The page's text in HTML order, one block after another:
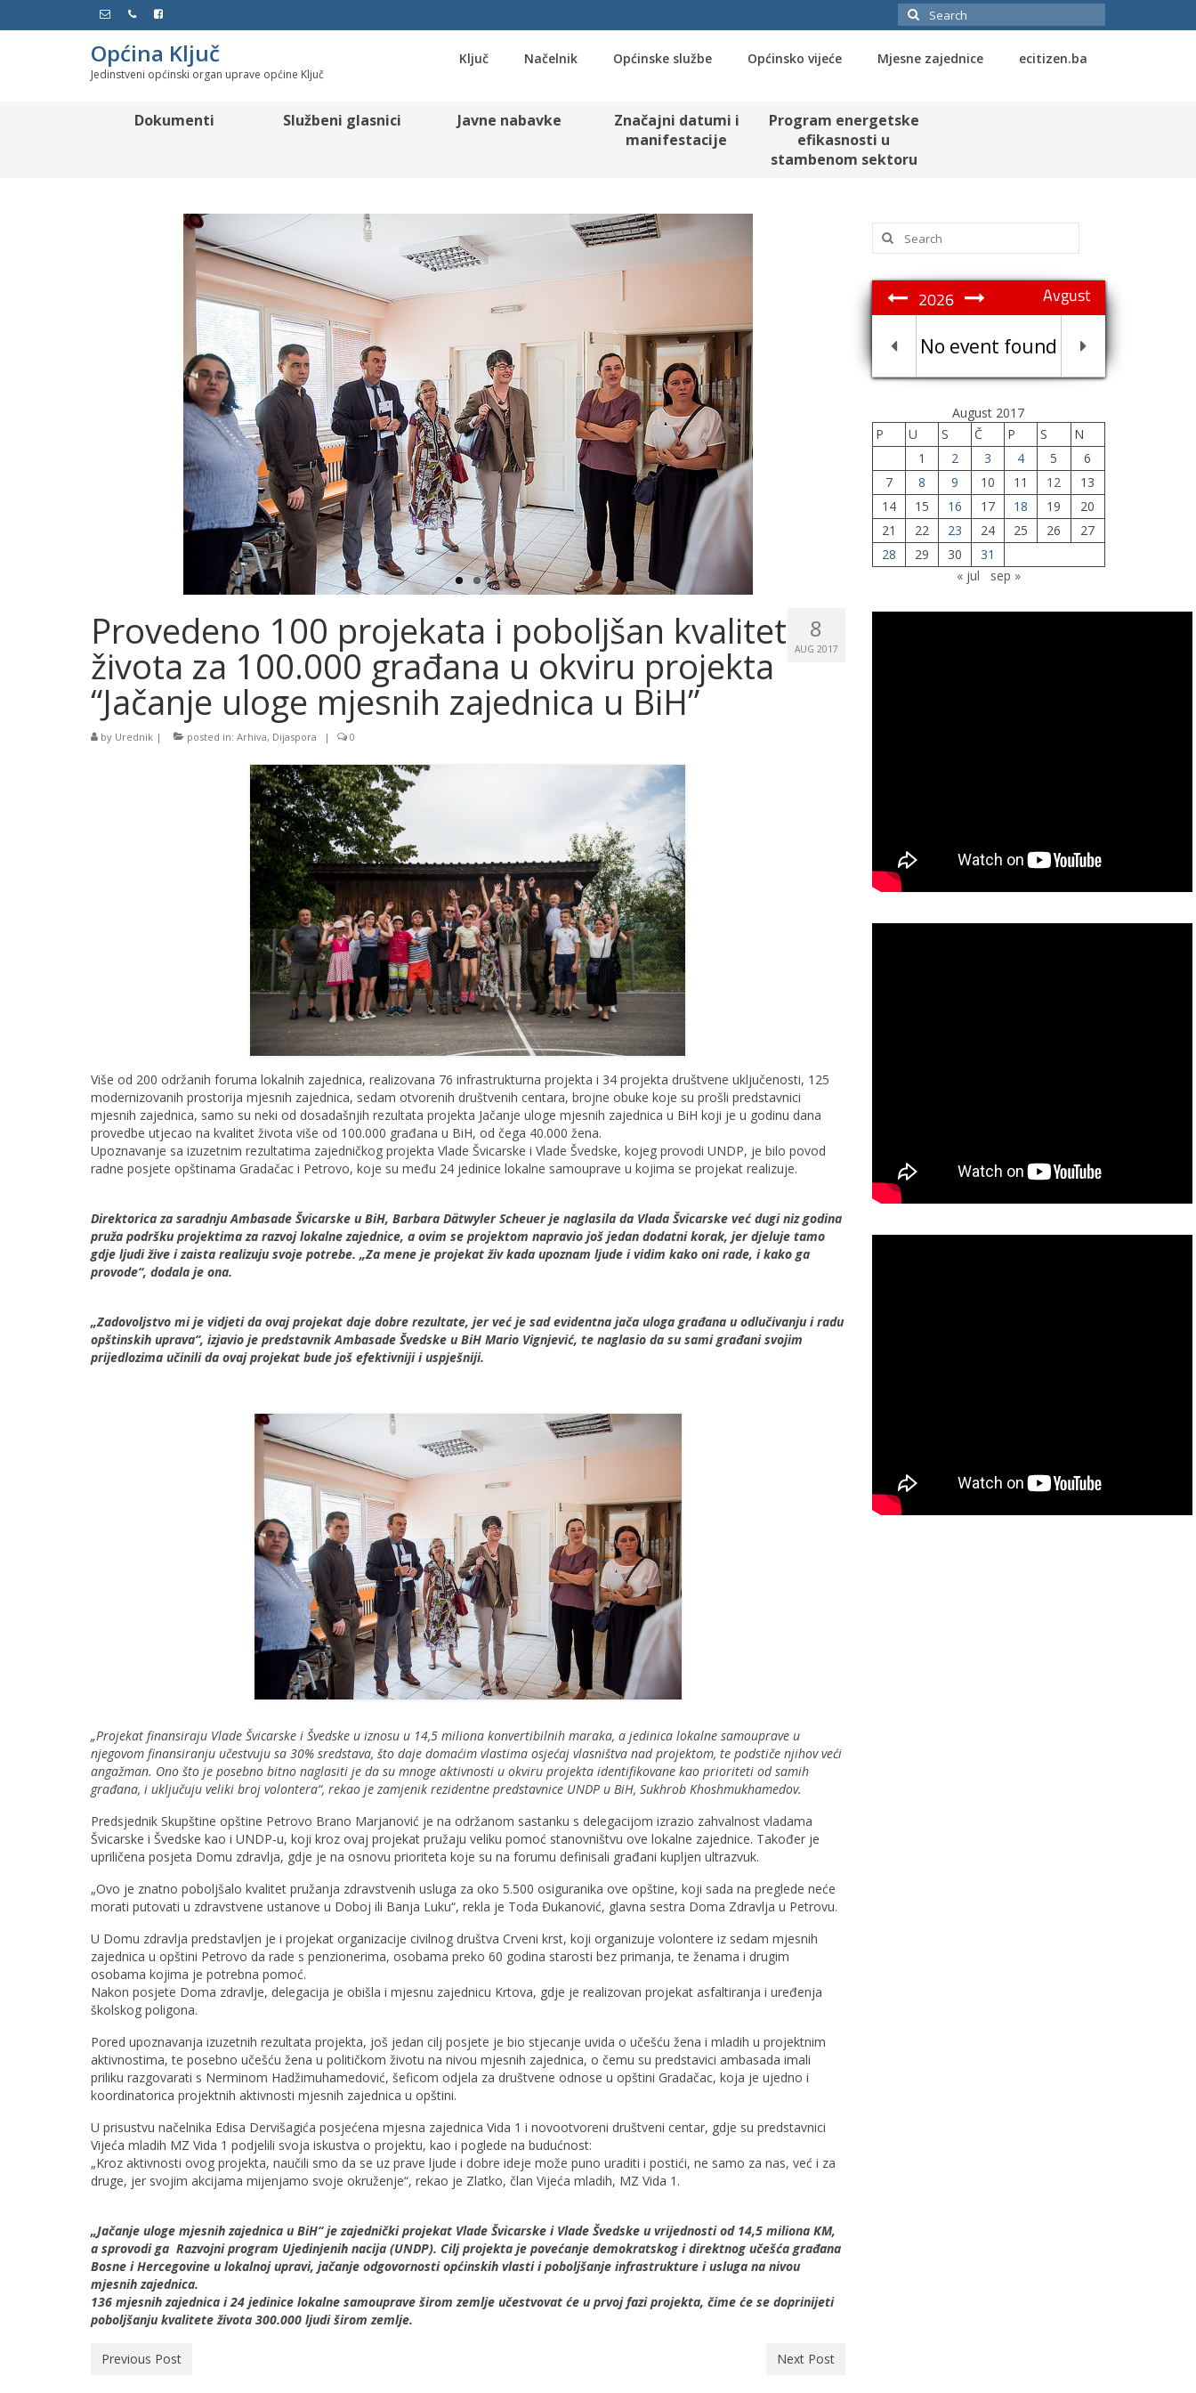
Search
for:
Općina Ključ
Jedinstveni općinski organ uprave općine Ključ
Ključ Načelnik Općinske službe Općinsko vijeće Mjesne zajednice ecitizen.ba
Dokumenti Službeni glasnici Javne nabavke
Značajni datumi i
manifestacije
Program energetske
efikasnosti u
stambenom sektoru
8
AUG 2017
Provedeno 100 projekata i poboljšan kvalitet
života za 100.000 građana u okviru projekta
“Jačanje uloge mjesnih zajednica u BiH”
by Urednik | posted in: Arhiva, Dijaspora | 0
Više od 200 održanih foruma lokalnih zajednica, realizovana 76 infrastrukturna projekta i 34 projekta društvene uključenosti, 125
modernizovanih prostorija mjesnih zajednica, sedam otvorenih društvenih centara, brojne obuke koje su prošli predstavnici
mjesnih zajednica, samo su neki od dosadašnjih rezultata projekta Jačanje uloge mjesnih zajednica u BiH koji je u godinu dana
provedbe utjecao na kvalitet života više od 100.000 građana u BiH, od čega 40.000 žena.
Upoznavanje sa izuzetnim rezultatima zajedničkog projekta Vlade Švicarske i Vlade Švedske, kojeg provodi UNDP, je bilo povod
radne posjete opštinama Gradačac i Petrovo, koje su među 24 jedinice lokalne samouprave u kojima se projekat realizuje.
Direktorica za saradnju Ambasade Švicarske u BiH, Barbara Dätwyler Scheuer je naglasila da Vlada Švicarske već dugi niz godina
pruža podršku projektima za razvoj lokalne zajednice, a ovim se projektom napravio još jedan dodatni korak, jer djeluje tamo
gdje ljudi žive i zaista realizuju svoje potrebe. „Za mene je projekat živ kada upoznam ljude i vidim kako oni rade, i kako ga
provode“, dodala je ona.
„Zadovoljstvo mi je vidjeti da ovaj projekat daje dobre rezultate, jer već je sad evidentna jača uloga građana u odlučivanju i radu
opštinskih uprava“, izjavio je predstavnik Ambasade Švedske u BiH Mario Vignjević, te naglasio da su sami građani svojim
prijedlozima učinili da ovaj projekat bude još efektivniji i uspješniji.
„Projekat finansiraju Vlade Švicarske i Švedske u iznosu u 14,5 miliona konvertibilnih maraka, a jedinica lokalne samouprave u
njegovom finansiranju učestvuju sa 30% sredstava, što daje domaćim vlastima osjećaj vlasništva nad projektom, te podstiče njihov veći
angažman. Ono što je posebno bitno naglasiti je da su mnoge aktivnosti u okviru projekta identifikovane kao prioriteti od samih
građana, i uključuju veliki broj volontera“, rekao je zamjenik rezidentne predstavnice UNDP u BiH, Sukhrob Khoshmukhamedov.
Predsjednik Skupštine opštine Petrovo Brano Marjanović je na održanom sastanku s delegacijom izrazio zahvalnost vladama
Švicarske i Švedske kao i UNDP-u, koji kroz ovaj projekat pružaju veliku pomoć stanovništvu ove lokalne zajednice. Također je
upriličena posjeta Domu zdravlja, gdje je na osnovu prioriteta koje su na forumu definisali građani kupljen ultrazvuk.
„Ovo je znatno poboljšalo kvalitet pružanja zdravstvenih usluga za oko 5.500 osiguranika ove opštine, koji sada na preglede neće
morati putovati u zdravstvene ustanove u Doboj ili Banja Luku“, rekla je Toda Đukanović, glavna sestra Doma Zdravlja u Petrovu.
U Domu zdravlja predstavljen je i projekat organizacije civilnog društva Crveni krst, koji organizuje volontere iz sedam mjesnih
zajednica u opštini Petrovo da rade s penzionerima, osobama preko 60 godina starosti bez primanja, te ženama i drugim
osobama kojima je potrebna pomoć.
Nakon posjete Doma zdravlje, delegacija je obišla i mjesnu zajednicu Krtova, gdje je realizovan projekat asfaltiranja i uređenja
školskog poligona.
Pored upoznavanja izuzetnih rezultata projekta, još jedan cilj posjete je bio stjecanje uvida o učešću žena i mladih u projektnim
aktivnostima, te posebno učešću žena u političkom životu na nivou mjesnih zajednica, o čemu su predstavici ambasada imali
priliku razgovarati s Nerminom Hadžimuhamedović, šeficom odjela za društvene odnose u opštini Gradačac, koja je ujedno i
koordinatorica projektnih aktivnosti mjesnih zajednica u opštini.
U prisustvu načelnika Edisa Dervišagića posjećena mjesna zajednica Vida 1 i novootvoreni društveni centar, gdje su predstavnici
Vijeća mladih MZ Vida 1 podjelili svoja iskustva o projektu, kao i poglede na budućnost:
„Kroz aktivnosti ovog projekta, naučili smo da se uz prave ljude i dobre ideje može puno uraditi i postići, ne samo za nas, već i za
druge, jer svojim akcijama mijenjamo svoje okruženje“, rekao je Zlatko, član Vijeća mladih, MZ Vida 1.
„Jačanje uloge mjesnih zajednica u BiH“ je zajednički projekat Vlade Švicarske i Vlade Švedske u vrijednosti od 14,5 miliona KM,
a sprovodi ga Razvojni program Ujedinjenih nacija (UNDP). Cilj projekta je povećanje demokratskog i direktnog učešća građana
Bosne i Hercegovine u lokalnoj upravi, jačanje odgovornosti općinskih vlasti i poboljšanje infrastrukture i usluga na nivou
mjesnih zajednica.
136 mjesnih zajednica i 24 jedinice lokalne samouprave širom zemlje učestvovat će u prvoj fazi projekta, čime će se doprinijeti
poboljšanju kvalitete života 300.000 ljudi širom zemlje.
Previous Post Next Post
Search
for:
Avgust
2026
No event found
August 2017
P
U S Č P S
N
1
2 3 4 5
6
7
8 9 10 11 12
13
14
15 16 17 18 19
20
21
22 23 24 25 26
27
28
29 30
31
« jul
sep »